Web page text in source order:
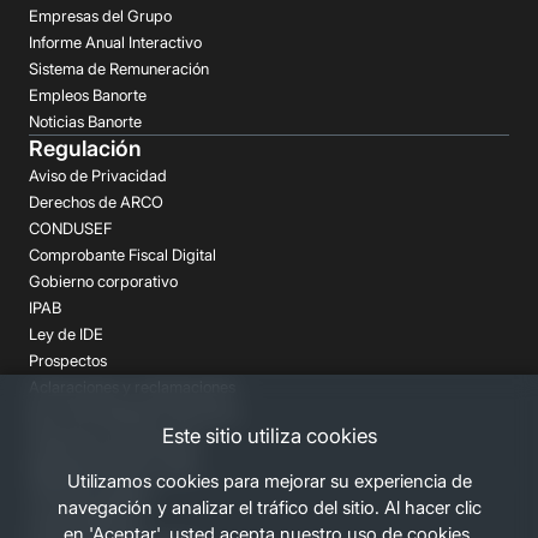
Este sitio utiliza cookies
Utilizamos cookies para mejorar su experiencia de
navegación y analizar el tráfico del sitio. Al hacer clic
Empresas del Grupo
Informe Anual Interactivo
Sistema de Remuneración
Empleos Banorte
Noticias Banorte
Regulación
Aviso de Privacidad
Derechos de ARCO
CONDUSEF
Comprobante Fiscal Digital
Gobierno corporativo
IPAB
Ley de IDE
Prospectos
Despachos de Cobranza
Términos Legales
Canales Banorte